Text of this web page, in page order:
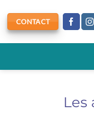
au
contenu
CONTACT